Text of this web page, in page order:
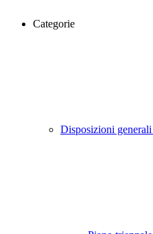
Categorie
Disposizioni generali